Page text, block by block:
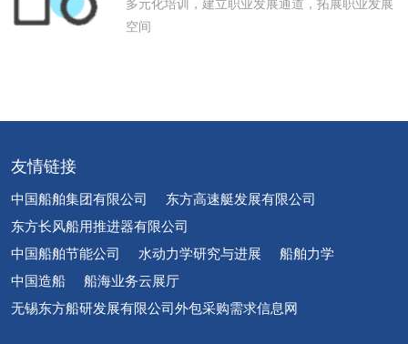
多元化培训，建立职业发展通道，拓展职业发展
空间
友情链接
中国船舶集团有限公司
东方高速艇发展有限公司
东方长风船用推进器有限公司
中国船舶节能公司
水动力学研究与进展
船舶力学
中国造船
船海业务云展厅
无锡东方船研发展有限公司外包采购需求信息网